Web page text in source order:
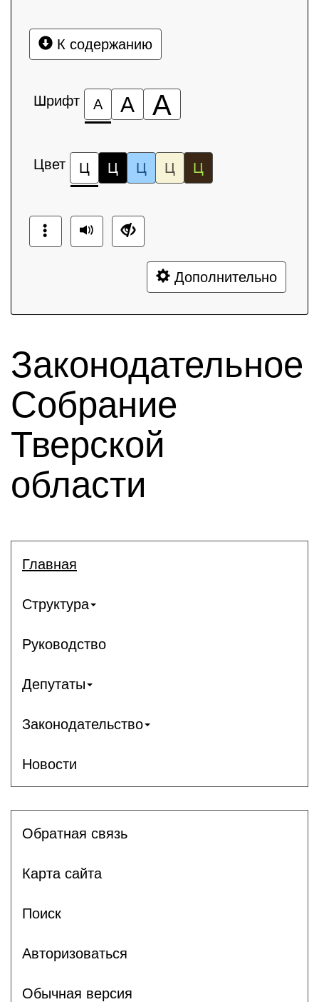
К содержанию
Шрифт А А А
Цвет Ц Ц Ц Ц Ц
Дополнительно
Законодательное
Собрание
Тверской
области
Главная
Структура
Руководство
Депутаты
Законодательство
Новости
Обратная связь
Карта сайта
Поиск
Авторизоваться
Обычная версия